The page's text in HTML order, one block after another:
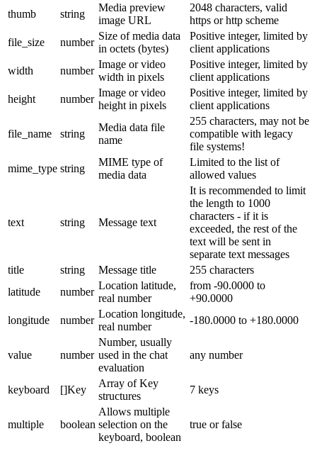
thumb
string
Media preview
image URL
2048 characters, valid
https or http scheme
file_size
number
Size of media data
in octets (bytes)
Positive integer, limited by
client applications
width
number
Image or video
width in pixels
Positive integer, limited by
client applications
height
number
Image or video
height in pixels
Positive integer, limited by
client applications
file_name string
Media data file
name
255 characters, may not be
compatible with legacy
file systems!
mime_type string
MIME type of
media data
Limited to the list of
allowed values
text string Message text
It is recommended to limit
the length to 1000
characters - if it is
exceeded, the rest of the
text will be sent in
separate text messages
title
string Message title
255 characters
latitude
number
Location latitude,
real number
from -90.0000 to
+90.0000
longitude
number
Location longitude,
real number
-180.0000 to +180.0000
value number
Number, usually
used in the chat
evaluation
any number
keyboard []Key
Array of Key
structures
7 keys
multiple boolean
Allows multiple
selection on the
keyboard, boolean
true or false